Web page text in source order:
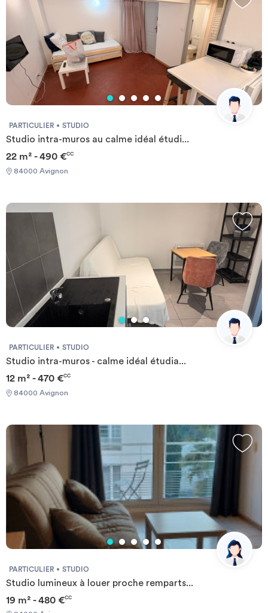
PARTICULIER STUDIO
Studio intra-muros au calme idéal étudi...
22 m² - 490 €CC
84000 Avignon
PARTICULIER STUDIO
Studio intra-muros - calme idéal étudia...
12 m² - 470 €CC
84000 Avignon
PARTICULIER STUDIO
Studio lumineux à louer proche remparts...
19 m² - 480 €CC